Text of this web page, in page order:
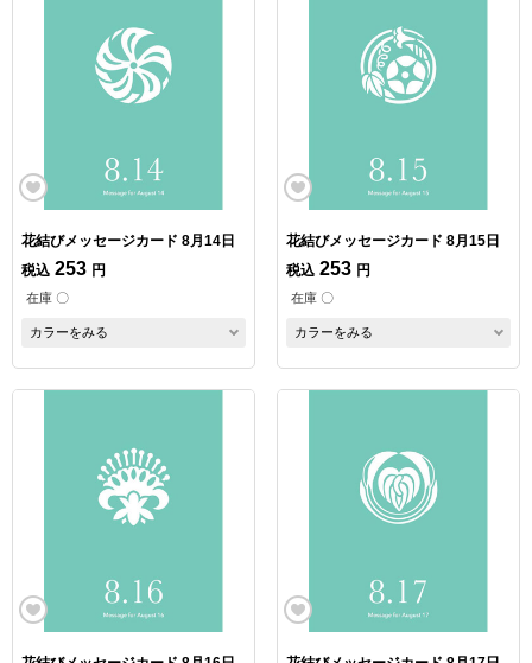
花結びメッセージカード 8月14日
税込 253 円
在庫 〇
カラーをみる
花結びメッセージカード 8月15日
税込 253 円
在庫 〇
カラーをみる